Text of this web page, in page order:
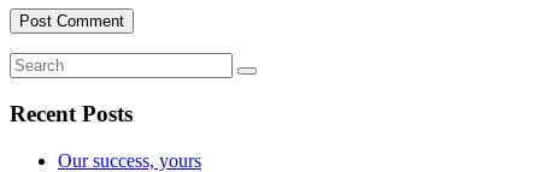
Recent Posts
Our success, yours